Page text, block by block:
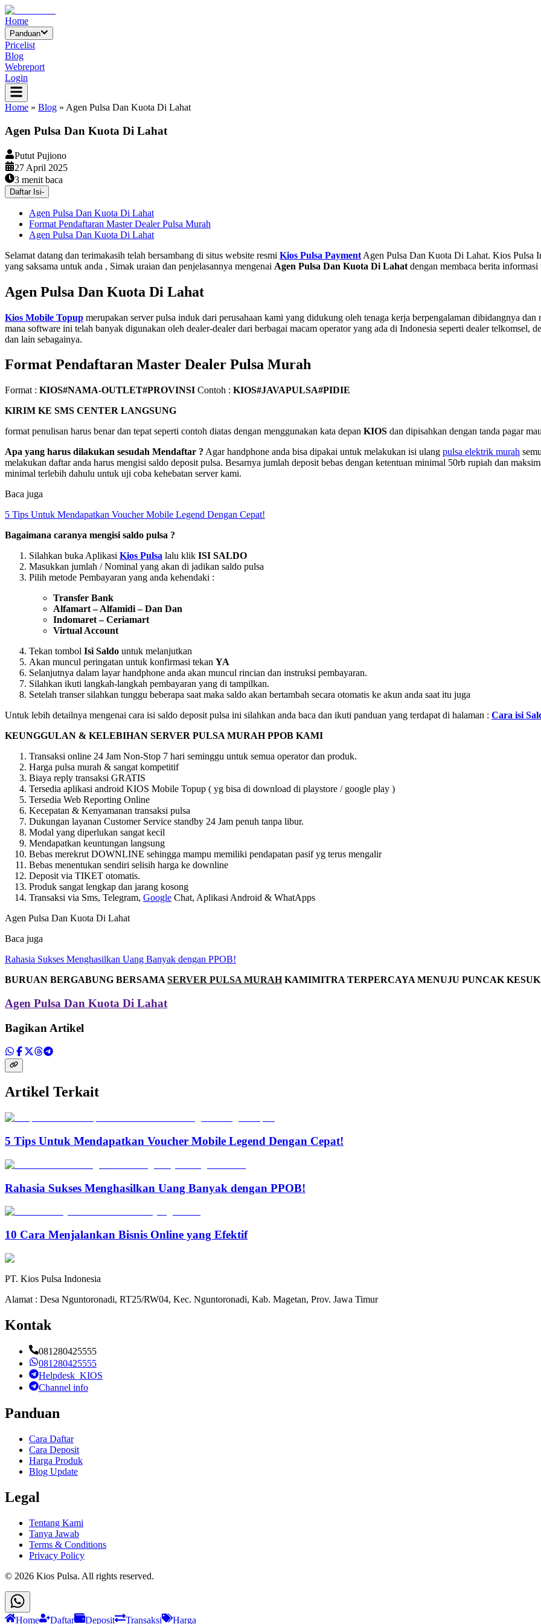
Home
Panduan
Pricelist
Blog
Webreport
Login
Home » Blog » Agen Pulsa Dan Kuota Di Lahat
Agen Pulsa Dan Kuota Di Lahat
Putut Pujiono
27 April 2025
3 menit baca
Daftar Isi-
Agen Pulsa Dan Kuota Di Lahat
Format Pendaftaran Master Dealer Pulsa Murah
Agen Pulsa Dan Kuota Di Lahat
Selamat datang dan terimakasih telah bersambang di situs website resmi Kios Pulsa Payment Agen Pulsa Dan Kuota Di Lahat. Kios Pulsa
yang saksama untuk anda , Simak uraian dan penjelasannya mengenai Agen Pulsa Dan Kuota Di Lahat dengan membaca berita
Agen Pulsa Dan Kuota Di Lahat
Kios Mobile Topup merupakan server pulsa induk dari perusahaan kami yang didukung oleh tenaga kerja berpengalaman dibidangnya
mana software ini telah banyak digunakan oleh dealer-dealer dari berbagai macam operator yang ada di Indonesia seperti dealer telkomsel,
dan lain sebagainya.
Format Pendaftaran Master Dealer Pulsa Murah
Format : KIOS#NAMA-OUTLET#PROVINSI Contoh : KIOS#JAVAPULSA#PIDIE
KIRIM KE SMS CENTER LANGSUNG
format penulisan harus benar dan tepat seperti contoh diatas dengan menggunakan kata depan KIOS dan dipisahkan dengan tanda pagar
Apa yang harus dilakukan sesudah Mendaftar ? Agar handphone anda bisa dipakai untuk melakukan isi ulang pulsa elektrik murah
melakukan daftar anda harus mengisi saldo deposit pulsa. Besarnya jumlah deposit bebas dengan ketentuan minimal 50rb rupiah dan
minimal terlebih dahulu untuk uji coba kehebatan server kami.
Baca juga
5 Tips Untuk Mendapatkan Voucher Mobile Legend Dengan Cepat!
Bagaimana caranya mengisi saldo pulsa ?
Silahkan buka Aplikasi Kios Pulsa lalu klik ISI SALDO
Masukkan jumlah / Nominal yang akan di jadikan saldo pulsa
Pilih metode Pembayaran yang anda kehendaki :
Transfer Bank
Alfamart – Alfamidi – Dan Dan
Indomaret – Ceriamart
Virtual Account
Tekan tombol Isi Saldo untuk melanjutkan
Akan muncul peringatan untuk konfirmasi tekan YA
Selanjutnya dalam layar handphone anda akan muncul rincian dan instruksi pembayaran.
Silahkan ikuti langkah-langkah pembayaran yang di tampilkan.
Setelah transer silahkan tunggu beberapa saat maka saldo akan bertambah secara otomatis ke akun anda saat itu juga
Untuk lebih detailnya mengenai cara isi saldo deposit pulsa ini silahkan anda baca dan ikuti panduan yang terdapat di halaman : Cara isi
KEUNGGULAN & KELEBIHAN SERVER PULSA MURAH PPOB KAMI
Transaksi online 24 Jam Non-Stop 7 hari seminggu untuk semua operator dan produk.
Harga pulsa murah & sangat kompetitif
Biaya reply transaksi GRATIS
Tersedia aplikasi android KIOS Mobile Topup ( yg bisa di download di playstore / google play )
Tersedia Web Reporting Online
Kecepatan & Kenyamanan transaksi pulsa
Dukungan layanan Customer Service standby 24 Jam penuh tanpa libur.
Modal yang diperlukan sangat kecil
Mendapatkan keuntungan langsung
Bebas merekrut DOWNLINE sehingga mampu memiliki pendapatan pasif yg terus mengalir
Bebas menentukan sendiri selisih harga ke downline
Deposit via TIKET otomatis.
Produk sangat lengkap dan jarang kosong
Transaksi via Sms, Telegram, Google Chat, Aplikasi Android & WhatApps
Agen Pulsa Dan Kuota Di Lahat
Baca juga
Rahasia Sukses Menghasilkan Uang Banyak dengan PPOB!
BURUAN BERGABUNG BERSAMA SERVER PULSA MURAHKAMIMITRA TERPERCAYA MENUJU PUNCAK
Agen Pulsa Dan Kuota Di Lahat
Bagikan Artikel
Artikel Terkait
5 Tips Untuk Mendapatkan Voucher Mobile Legend Dengan Cepat!
Rahasia Sukses Menghasilkan Uang Banyak dengan PPOB!
10 Cara Menjalankan Bisnis Online yang Efektif
PT. Kios Pulsa Indonesia
Alamat : Desa Nguntoronadi, RT25/RW04, Kec. Nguntoronadi, Kab. Magetan, Prov. Jawa Timur
Kontak
081280425555
081280425555
Helpdesk_KIOS
Channel info
Panduan
Cara Daftar
Cara Deposit
Harga Produk
Blog Update
Legal
Tentang Kami
Tanya Jawab
Terms & Conditions
Privacy Policy
© 2026 Kios Pulsa. All rights reserved.
Home Daftar Deposit Transaksi Harga